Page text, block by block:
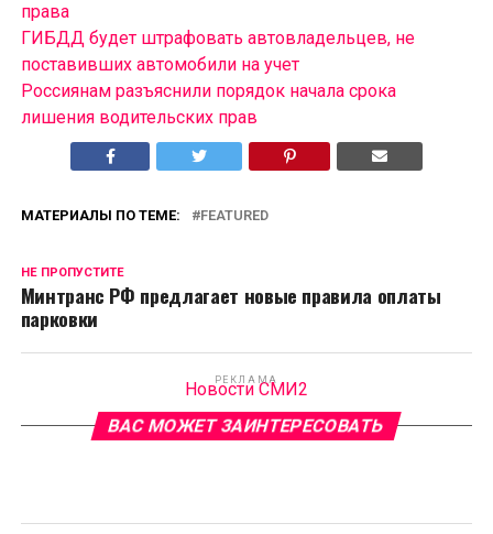
права
ГИБДД будет штрафовать автовладельцев, не
поставивших автомобили на учет
Россиянам разъяснили порядок начала срока
лишения водительских прав
МАТЕРИАЛЫ ПО ТЕМЕ: FEATURED
НЕ ПРОПУСТИТЕ
Минтранс РФ предлагает новые правила оплаты
парковки
РЕКЛАМА
Новости СМИ2
ВАС МОЖЕТ ЗАИНТЕРЕСОВАТЬ